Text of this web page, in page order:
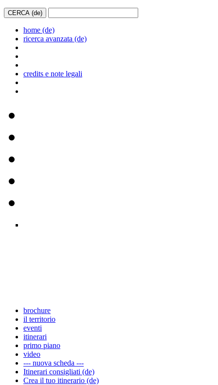
home (de)
ricerca avanzata (de)
credits e note legali
brochure
il territorio
eventi
itinerari
primo piano
video
--- nuova scheda ---
Itinerari consigliati (de)
Crea il tuo itinerario (de)